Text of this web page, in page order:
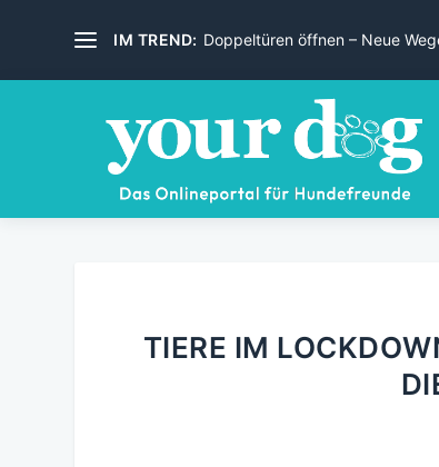
IM TREND: Doppeltüren öffnen – Neue
TIERE IM